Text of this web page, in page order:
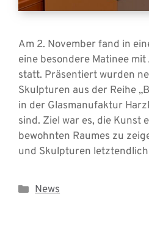
Am 2. November fand in
eine besondere Matinee
statt. Präsentiert wurden
Skulpturen aus der Reihe
in der Glasmanufaktur
sind. Ziel war es, die Kunst
bewohnten Raumes zu
und Skulpturen
Kategorien
News